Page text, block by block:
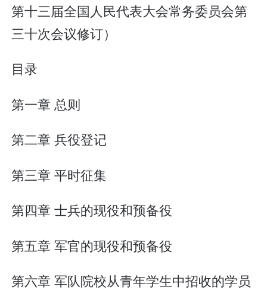
第十三届全国人民代表大会常务委员会第
三十次会议修订）
目录
第一章 总则
第二章 兵役登记
第三章 平时征集
第四章 士兵的现役和预备役
第五章 军官的现役和预备役
第六章 军队院校从青年学生中招收的学员